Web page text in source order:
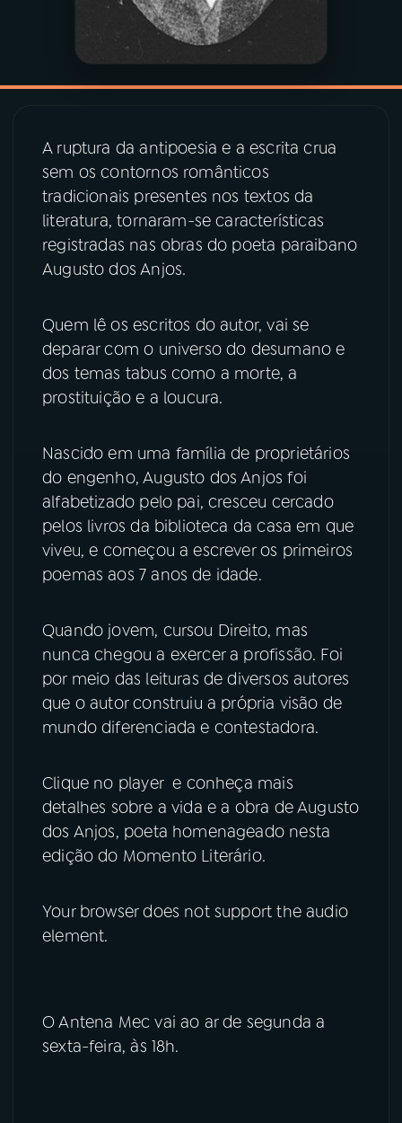
PRÊMIO RÁDIO MEC
YouTube
TikTok
A ruptura da antipoesia e a escrita crua
sem os contornos românticos
tradicionais presentes nos textos da
literatura, tornaram-se características
registradas nas obras do poeta paraibano
Augusto dos Anjos.
Quem lê os escritos do autor, vai se
deparar com o universo do desumano e
dos temas tabus como a morte, a
prostituição e a loucura.
Nascido em uma família de proprietários
do engenho, Augusto dos Anjos foi
alfabetizado pelo pai, cresceu cercado
pelos livros da biblioteca da casa em que
viveu, e começou a escrever os primeiros
poemas aos 7 anos de idade.
Quando jovem, cursou Direito, mas
nunca chegou a exercer a profissão. Foi
por meio das leituras de diversos autores
que o autor construiu a própria visão de
mundo diferenciada e contestadora.
Clique no player e conheça mais
detalhes sobre a vida e a obra de Augusto
dos Anjos, poeta homenageado nesta
edição do Momento Literário.
Your browser does not support the audio
element.
O Antena Mec vai ao ar de segunda a
sexta-feira, às 18h.